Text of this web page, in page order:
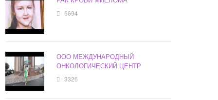
6694
ООО МЕЖДУНАРОДНЫЙ
ОНКОЛОГИЧЕСКИЙ ЦЕНТР
3326